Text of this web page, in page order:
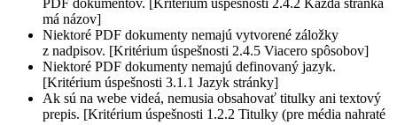
má názov]
Niektoré PDF dokumenty nemajú vytvorené záložky
z nadpisov. [Kritérium úspešnosti 2.4.5 Viacero spôsobov]
Niektoré PDF dokumenty nemajú definovaný jazyk.
[Kritérium úspešnosti 3.1.1 Jazyk stránky]
Ak sú na webe videá, nemusia obsahovať titulky ani textový
prepis. [Kritérium úspešnosti 1.2.2 Titulky (pre média nahraté